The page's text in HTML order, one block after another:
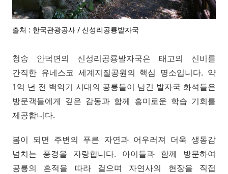
출처 : 한국관광공사 / 신성리공룡발자국
청송 안덕면의 신성리공룡발자국은 태고의 신비를
간직한 유네스코 세계지질공원의 핵심 명소입니다. 약
1억 년 전 백악기 시대의 공룡들이 남긴 발자국 화석들은
방문객들에게 깊은 감동과 함께 흥미로운 학습 기회를
제공합니다.
봄이 되면 주변의 푸른 자연과 어우러져 더욱 생동감
넘치는 풍경을 자랑합니다. 아이들과 함께 방문하여
공룡의 흔적을 따라 걸으며 자연사의 현장을 직접